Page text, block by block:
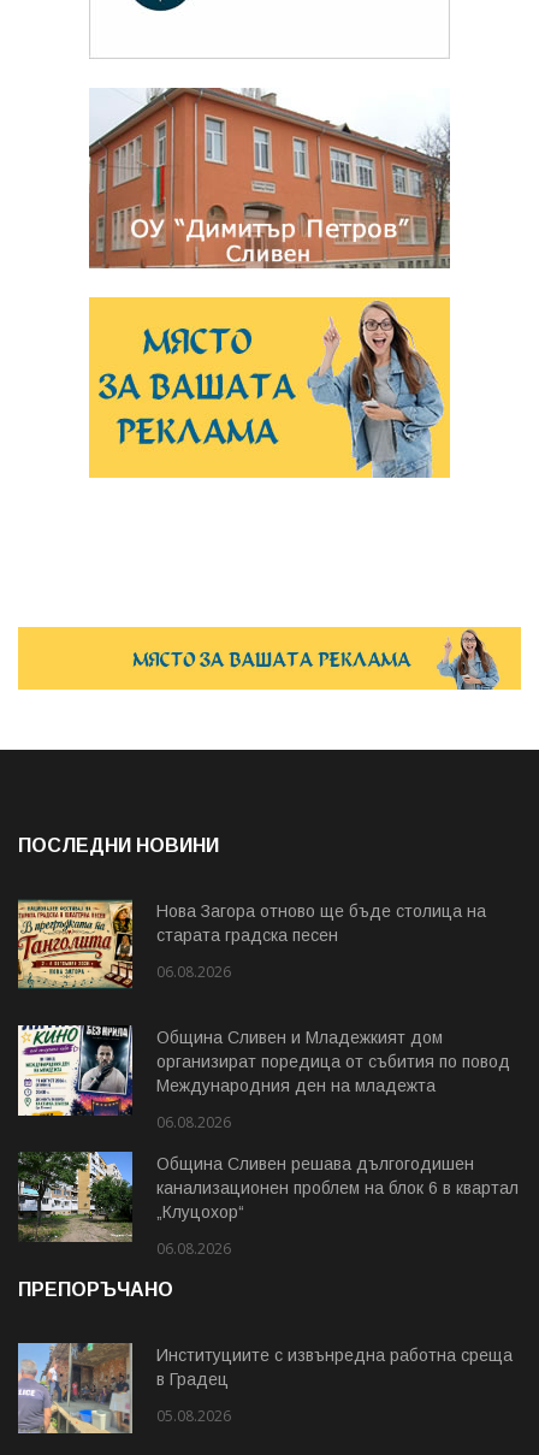
ПОСЛЕДНИ НОВИНИ
Нова Загора отново ще бъде столица на
старата градска песен
06.08.2026
Община Сливен и Младежкият дом
организират поредица от събития по повод
Международния ден на младежта
06.08.2026
Община Сливен решава дългогодишен
канализационен проблем на блок 6 в квартал
„Клуцохор“
06.08.2026
ПРЕПОРЪЧАНО
Институциите с извънредна работна среща
в Градец
05.08.2026